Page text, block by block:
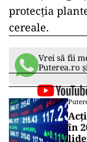
Multilateral de
Titluri de
începere de la
Pentru 2021,
BVB cu o altă
Agribusiness,
emisiune de
ca activitate